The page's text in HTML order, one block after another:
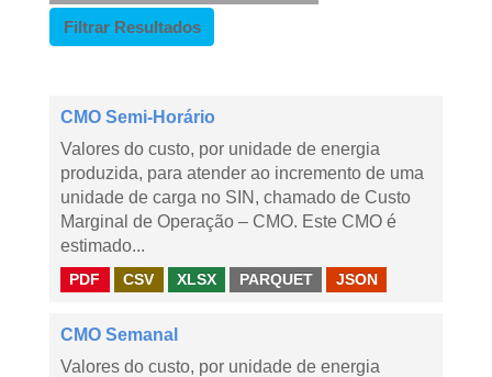
Filtrar Resultados
CMO Semi-Horário
Valores do custo, por unidade de energia
produzida, para atender ao incremento de uma
unidade de carga no SIN, chamado de Custo
Marginal de Operação – CMO. Este CMO é
estimado...
PDF CSV XLSX PARQUET JSON
CMO Semanal
Valores do custo, por unidade de energia